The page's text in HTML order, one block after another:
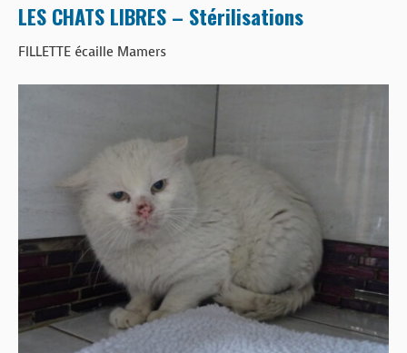
LES CHATS LIBRES – Stérilisations
FILLETTE écaille Mamers